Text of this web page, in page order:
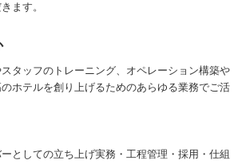
ます。
タッフのトレーニング、オペレーション構築や
ホテルを創り上げるためのあらゆる業務でご活
ーとしての立ち上げ実務・工程管理・採用・仕組